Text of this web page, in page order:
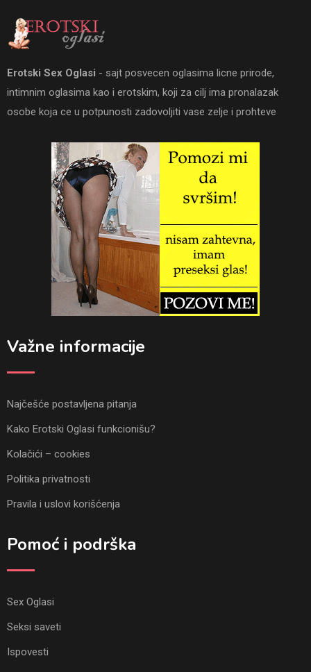
Erotski Sex Oglasi - sajt posvecen oglasima licne prirode,
intimnim oglasima kao i erotskim, koji za cilj ima pronalazak
osobe koja ce u potpunosti zadovoljiti vase zelje i prohteve
Važne informacije
Najčešće postavljena pitanja
Kako Erotski Oglasi funkcionišu?
Kolačići – cookies
Politika privatnosti
Pravila i uslovi korišćenja
Pomoć i podrška
Sex Oglasi
Seksi saveti
Ispovesti